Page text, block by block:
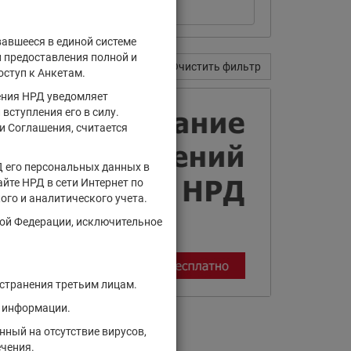
в единой системе
предоставления полной и
к Анкетам.
НРД уведомляет
его в силу.
считается
его персональных данных в
НРД в сети Интернет по
и аналитического учета.
Федерации, исключительное
третьим лицам.
информации.
на отсутствие вирусов,
Очистить фильтр